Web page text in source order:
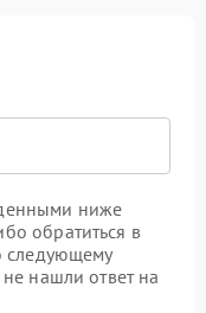
ниже
обратиться в
следующему
нашли ответ на